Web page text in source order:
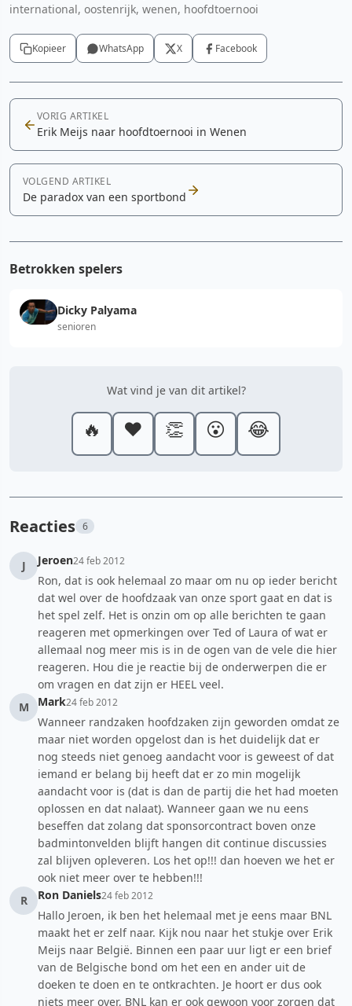
international, oostenrijk, wenen, hoofdtoernooi
Kopieer WhatsApp X Facebook
VORIG ARTIKEL
Erik Meijs naar hoofdtoernooi in Wenen
VOLGEND ARTIKEL
De paradox van een sportbond
Betrokken spelers
Dicky Palyama
senioren
Wat vind je van dit artikel?
🔥 ❤️ 👏 😮 😂
Reacties 6
J Jeroen24 feb 2012
Ron, dat is ook helemaal zo maar om nu op ieder bericht
dat wel over de hoofdzaak van onze sport gaat en dat is
het spel zelf. Het is onzin om op alle berichten te gaan
reageren met opmerkingen over Ted of Laura of wat er
allemaal nog meer mis is in de ogen van de vele die hier
reageren. Hou die je reactie bij de onderwerpen die er
om vragen en dat zijn er HEEL veel.
M
Mark24 feb 2012
Wanneer randzaken hoofdzaken zijn geworden omdat ze
maar niet worden opgelost dan is het duidelijk dat er
nog steeds niet genoeg aandacht voor is geweest of dat
iemand er belang bij heeft dat er zo min mogelijk
aandacht voor is (dat is dan de partij die het had moeten
oplossen en dat nalaat). Wanneer gaan we nu eens
beseffen dat zolang dat sponsorcontract boven onze
badmintonvelden blijft hangen dit continue discussies
zal blijven opleveren. Los het op!!! dan hoeven we het er
ook niet meer over te hebben!!!
R
Ron Daniels24 feb 2012
Hallo Jeroen, ik ben het helemaal met je eens maar BNL
maakt het er zelf naar. Kijk nou naar het stukje over Erik
Meijs naar België. Binnen een paar uur ligt er een brief
van de Belgische bond om het een en ander uit de
doeken te doen en te ontkrachten. Je hoort er dus ook
niets meer over, BNL kan er ook gewoon voor zorgen dat